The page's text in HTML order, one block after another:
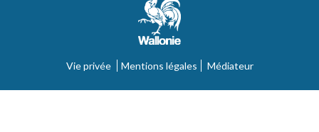
Vie privée Mentions légales Médiateur